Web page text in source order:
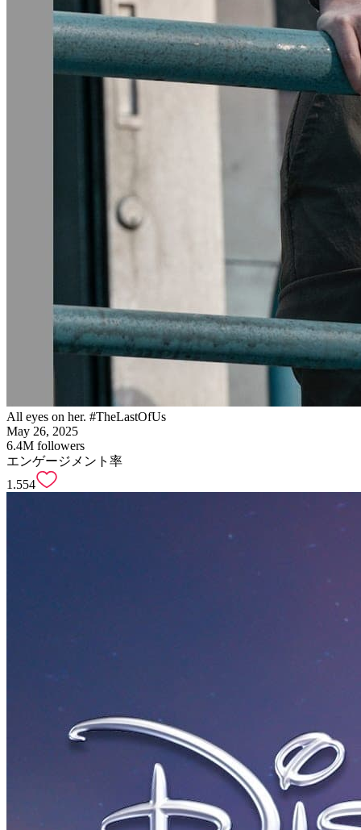
All eyes on her. #TheLastOfUs
May 26, 2025
6.4M followers
エンゲージメント率
1.554